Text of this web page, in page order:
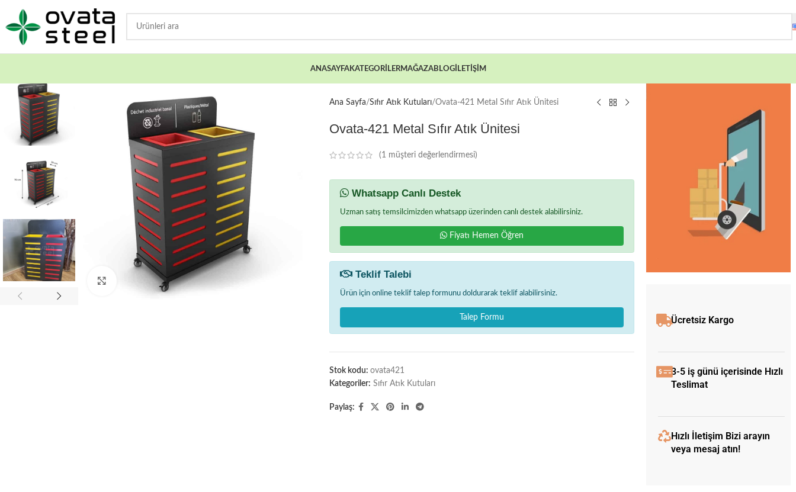
ANASAYFAKATEGORILERMAĞAZABLOGİLETIŞIM
Büyütmek için tıklayın
Ana Sayfa Sıfır Atık Kutuları Ovata-421 Metal Sıfır Atık Ünitesi
Ovata-421 Metal Sıfır Atık Ünitesi
(1 müşteri değerlendirmesi)
Whatsapp Canlı Destek
Uzman satış temsilcimizden whatsapp üzerinden canlı destek alabilirsiniz.
Fiyatı Hemen Öğren
Teklif Talebi
Ürün için online teklif talep formunu doldurarak teklif alabilirsiniz.
Talep Formu
Stok kodu: ovata421
Kategoriler: Sıfır Atık Kutuları
Paylaş:
Ücretsiz Kargo
3-5 iş günü içerisinde Hızlı
Teslimat
Hızlı İletişim Bizi arayın
veya mesaj atın!